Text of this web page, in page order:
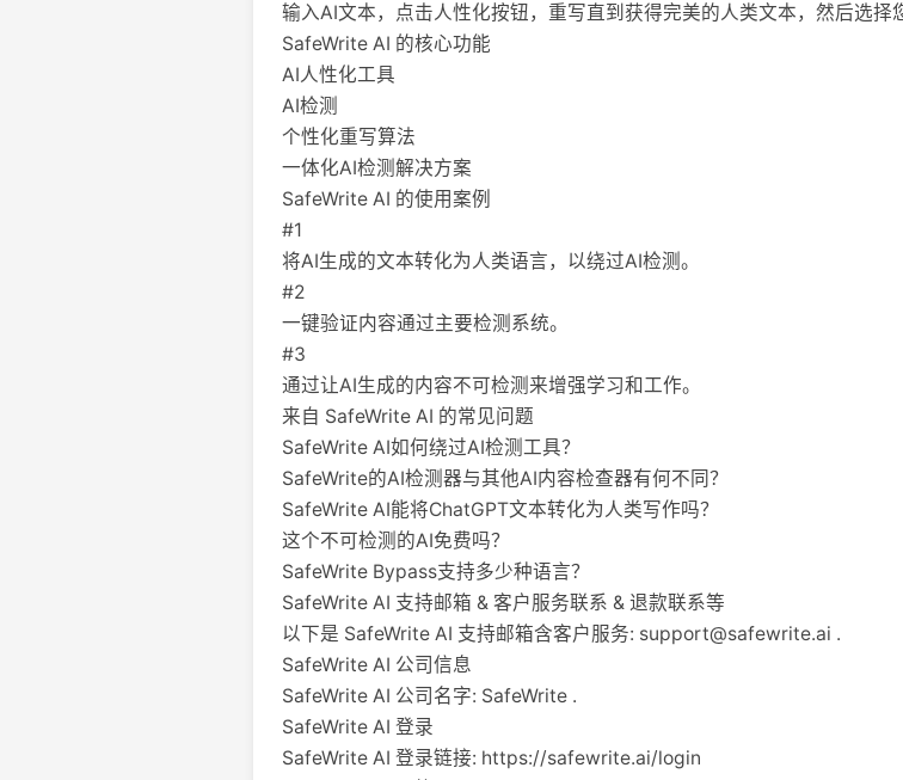
输入AI文本，点击人性化按钮，重写直到获得完美的人类文本，然后选择
SafeWrite AI 的核心功能
AI人性化工具
AI检测
个性化重写算法
一体化AI检测解决方案
SafeWrite AI 的使用案例
#1
将AI生成的文本转化为人类语言，以绕过AI检测。
#2
一键验证内容通过主要检测系统。
#3
通过让AI生成的内容不可检测来增强学习和工作。
来自 SafeWrite AI 的常见问题
SafeWrite AI如何绕过AI检测工具？
SafeWrite的AI检测器与其他AI内容检查器有何不同？
SafeWrite AI能将ChatGPT文本转化为人类写作吗？
这个不可检测的AI免费吗？
SafeWrite Bypass支持多少种语言？
SafeWrite AI 支持邮箱 & 客户服务联系 & 退款联系等
以下是 SafeWrite AI 支持邮箱含客户服务: support@safewrite.ai .
SafeWrite AI 公司信息
SafeWrite AI 公司名字: SafeWrite .
SafeWrite AI 登录
SafeWrite AI 登录链接: https://safewrite.ai/login